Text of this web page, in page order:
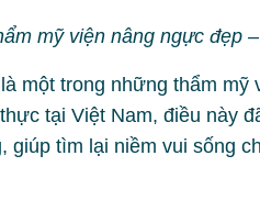
mỹ viện nâng ngực đẹp
một trong những thẩm
tại Việt Nam, điều này
giúp tìm lại niềm vui sống